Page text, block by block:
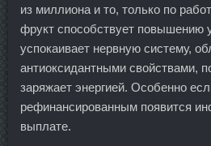
из миллиона и то, только по
фрукт способствует повышению
успокаивает нервную систему,
антиоксидантными свойствами,
заряжает энергией. Особенно
рефинансированным появится
выплате.